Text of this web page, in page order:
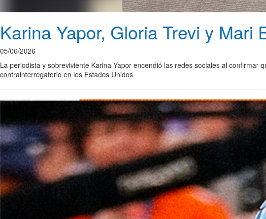
Karina Yapor, Gloria Trevi y Mari
05/06/2026
La periodista y sobreviviente Karina Yapor encendió las redes sociales al
contrainterrogatorio en los Estados Unidos